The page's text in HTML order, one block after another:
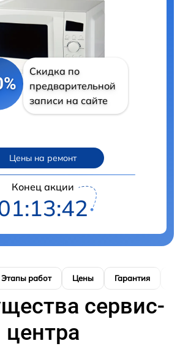
Скидка по
предварительной
записи на сайте
Цены на ремонт
Конец акции
Этапы работ Цены Гарантия
сервис-
центра